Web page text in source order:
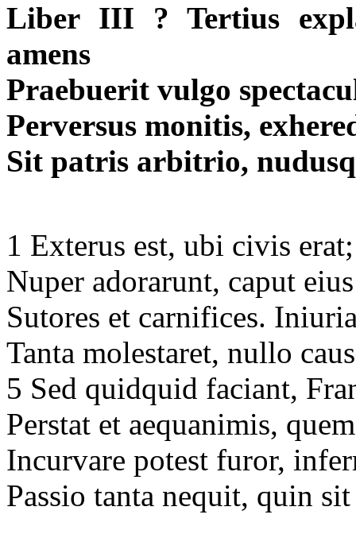
Liber III ? Tertius
amens
Praebuerit vulgo
Perversus monitis,
Sit patris arbitrio,
1 Exterus est, ubi civis
Nuper adorarunt, caput
Sutores et carnifices.
Tanta molestaret, nullo
5 Sed quidquid faciant,
Perstat et aequanimis,
Incurvare potest furor,
Passio tanta nequit, quin